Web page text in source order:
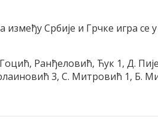
Србиjе и Грчке игра се у
Ранђеловић, Ћук 1, Д.
3, С. Mитровић 1, Б.